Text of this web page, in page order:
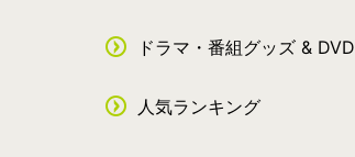
ドラマ・番組グッズ & DVD
人気ランキング